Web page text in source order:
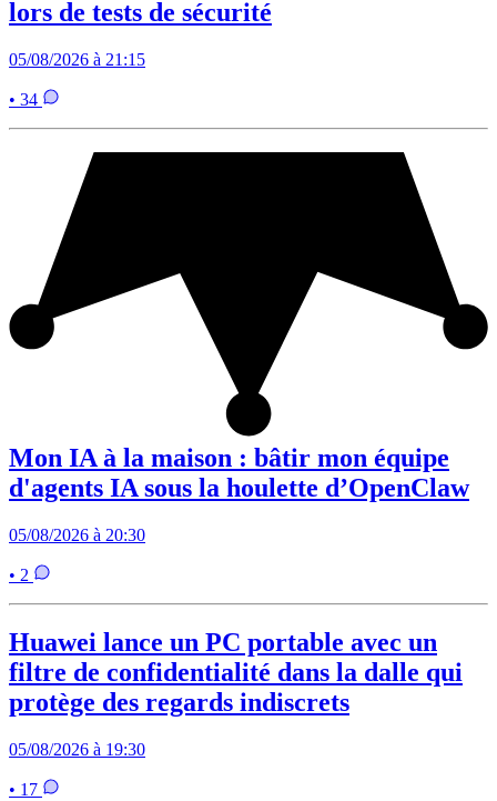
lors de tests de sécurité
05/08/2026 à 21:15
• 34
Mon IA à la maison : bâtir mon équipe
d'agents IA sous la houlette d’OpenClaw
05/08/2026 à 20:30
• 2
Huawei lance un PC portable avec un
filtre de confidentialité dans la dalle qui
protège des regards indiscrets
05/08/2026 à 19:30
• 17